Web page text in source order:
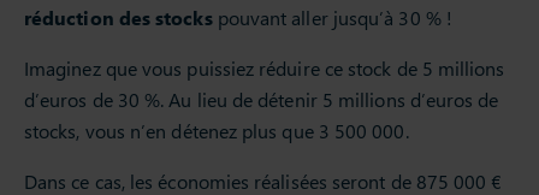
réduction des stockspouvant aller jusqu’à 30 % !
Imaginez que vous puissiez réduire ce stock de 5 millions
d’euros de 30 %. Au lieu de détenir 5 millions d’euros de
stocks, vous n’en détenez plus que 3 500 000.
Dans ce cas, les économies réalisées seront de 875 000 €